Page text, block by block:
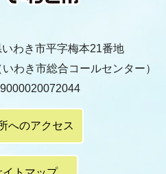
わき市平字梅本21番地
いわき市総合コールセンター）
へのアクセス